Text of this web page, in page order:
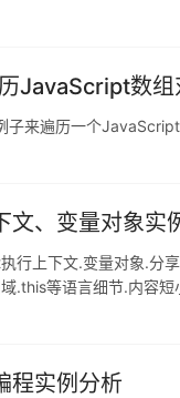
JavaScript数组
子来遍历一个
、变量对象实
行上下文.变量对象.分
.this等语言细节.内容
程实例分析